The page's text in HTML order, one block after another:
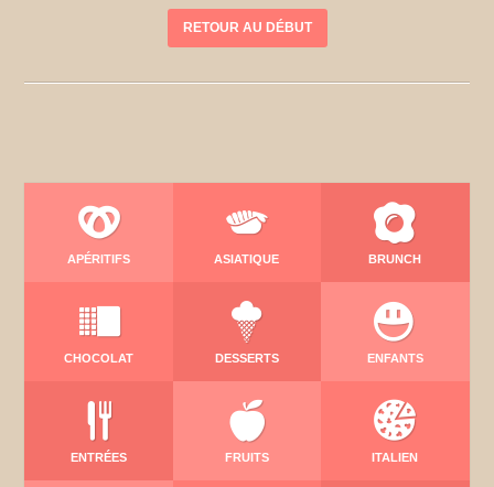
RETOUR AU DÉBUT
APÉRITIFS ASIATIQUE BRUNCH
CHOCOLAT DESSERTS ENFANTS
ENTRÉES FRUITS ITALIEN